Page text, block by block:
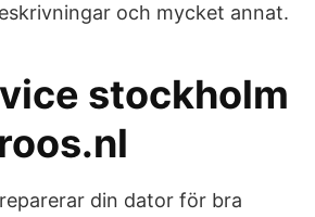
och mycket annat.
stockholm
din dator för bra